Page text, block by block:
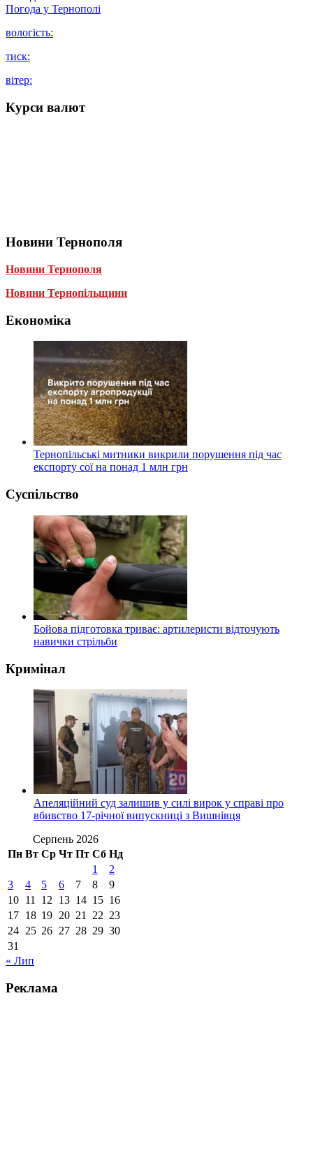
Погода у Тернополі
вологість:
тиск:
вітер:
Курси валют
Новини Тернополя
Новини Тернополя
Новини Тернопільщини
Економіка
Тернопільські митники викрили порушення під час
експорту сої на понад 1 млн грн
Суспільство
Бойова підготовка триває: артилеристи відточують
навички стрільби
Кримінал
Апеляційний суд залишив у силі вирок у справі про
вбивство 17-річної випускниці з Вишнівця
Серпень 2026
Пн Вт Ср Чт Пт Сб Нд
1
2
3
4 5 6 7 8
9
10 11 12 13 14 15 16
17 18 19 20 21 22 23
24 25 26 27 28 29 30
31
« Лип
Реклама